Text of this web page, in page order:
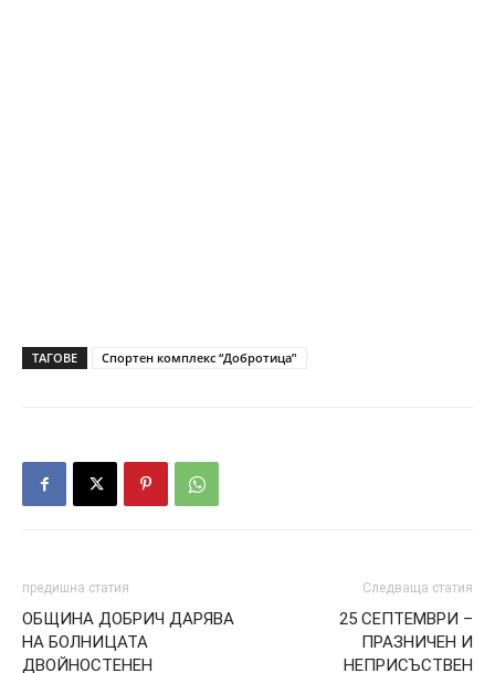
ТАГОВЕ Спортен комплекс “Добротица’'
предишна статия
ОБЩИНА ДОБРИЧ ДАРЯВА
НА БОЛНИЦАТА
ДВОЙНОСТЕНЕН
Следваща статия
25 СЕПТЕМВРИ –
ПРАЗНИЧЕН И
НЕПРИСЪСТВЕН